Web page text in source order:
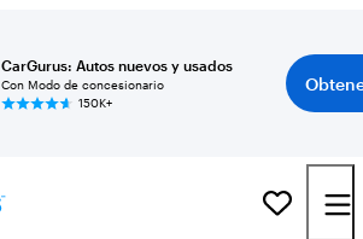
CarGurus: Autos nuevos y usados
Con Modo de concesionario
150K+